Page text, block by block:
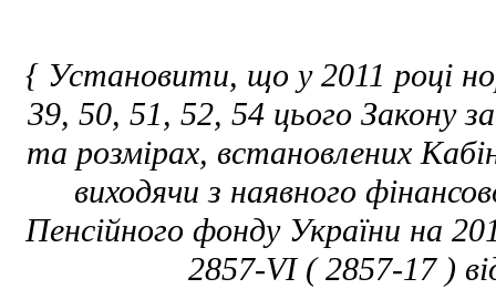
{ Установити, що у 2011 році
39, 50, 51, 52, 54 цього Закону
та розмірах, встановлених
виходячи з наявного
Пенсійного фонду України на
2857-VI ( 2857-17 )